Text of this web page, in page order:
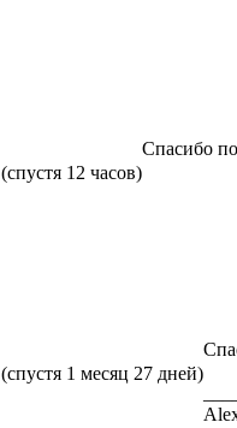
(спустя 12 часов)
Спасибо
(спустя 1 месяц 27 дней)